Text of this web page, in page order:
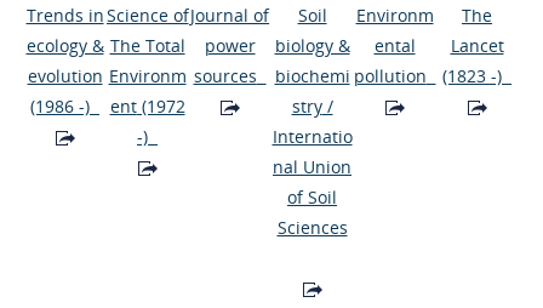
Trends in
ecology &
evolution
(1986 -)
Science of
The Total
Environm
ent(1972
-)
Journal of
power
sources
Soil
biology &
biochemi
stry/
Internatio
nal Union
of Soil
Sciences
Environm
ental
pollution
The
Lancet
(1823 -)